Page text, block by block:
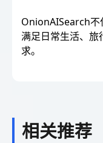
OnionAISearch不
满足日常生活、旅
求。
相关推荐